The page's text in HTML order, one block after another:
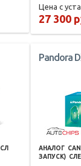
Цена с
27 300
СЛ
Pandora
АНАЛОГ CAN
ЗАПУСК)